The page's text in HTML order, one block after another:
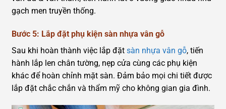
gạch men truyền thống.
Bước 5: Lắp đặt phụ kiện sàn nhựa vân gỗ
Sau khi hoàn thành việc lắp đặt sàn nhựa vân gỗ, tiến
hành lắp len chân tường, nẹp cửa cùng các phụ kiện
khác để hoàn chỉnh mặt sàn. Đảm bảo mọi chi tiết được
lắp đặt chắc chắn và thẩm mỹ cho không gian gia đình.